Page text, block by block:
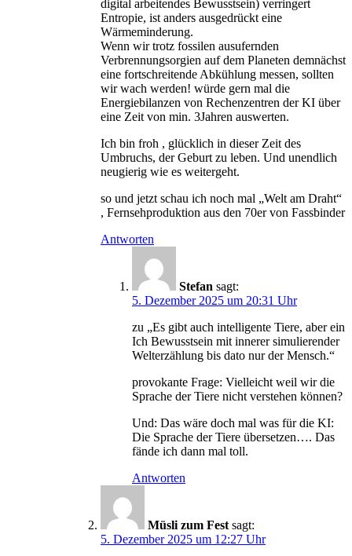
digital arbeitendes Bewusstsein) verringert
Entropie, ist anders ausgedrückt eine
Wärmeminderung.
Wenn wir trotz fossilen ausufernden
Verbrennungsorgien auf dem Planeten demnächst
eine fortschreitende Abkühlung messen, sollten
wir wach werden! würde gern mal die
Energiebilanzen von Rechenzentren der KI über
eine Zeit von min. 3Jahren auswerten.
Ich bin froh , glücklich in dieser Zeit des
Umbruchs, der Geburt zu leben. Und unendlich
neugierig wie es weitergeht.
so und jetzt schau ich noch mal „Welt am Draht“
, Fernsehproduktion aus den 70er von Fassbinder
Antworten
Stefan sagt:
5. Dezember 2025 um 20:31 Uhr
zu „Es gibt auch intelligente Tiere, aber ein
Ich Bewusstsein mit innerer simulierender
Welterzählung bis dato nur der Mensch.“
provokante Frage: Vielleicht weil wir die
Sprache der Tiere nicht verstehen können?
Und: Das wäre doch mal was für die KI:
Die Sprache der Tiere übersetzen…. Das
fände ich dann mal toll.
Antworten
Müsli zum Fest sagt:
5. Dezember 2025 um 12:27 Uhr